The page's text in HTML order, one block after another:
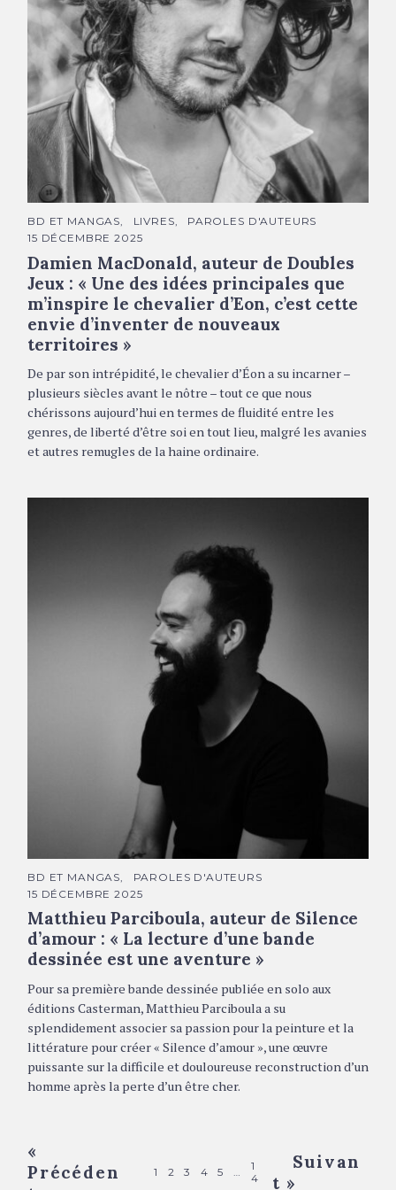
Damien MacDonald © DR
C
T
É
G
O
R
I
E
S
BD ET MANGAS LIVRES
PAROLES D'AUTEURS
15 DÉCEMBRE 2025
Damien MacDonald, auteur de Doubles
Jeux : « Une des idées principales que
m’inspire le chevalier d’Eon, c’est cette
envie d’inventer de nouveaux
territoires »
De par son intrépidité, le chevalier d’Éon a su incarner –
plusieurs siècles avant le nôtre – tout ce que nous
chérissons aujourd’hui en termes de fluidité entre les
genres, de liberté d’être soi en tout lieu, malgré les avanies
et autres remugles de la haine ordinaire.
Matthieu Parciboula © Philipp Bartz
C
T
É
G
O
R
I
E
BD ET MANGAS
PAROLES D'AUTEURS
15 DÉCEMBRE 2025
Matthieu Parciboula, auteur de Silence
d’amour : « La lecture d’une bande
dessinée est une aventure »
Pour sa première bande dessinée publiée en solo aux
éditions Casterman, Matthieu Parciboula a su
splendidement associer sa passion pour la peinture et la
littérature pour créer « Silence d’amour », une œuvre
puissante sur la difficile et douloureuse reconstruction d’un
homme après la perte d’un être cher.
P
o
«
Précéden
1 2 3 4 5
1
4
Suivan
t »